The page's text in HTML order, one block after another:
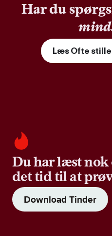
Har du
Læs Ofte
Du har læst nok
det tid til at
Download Tinder